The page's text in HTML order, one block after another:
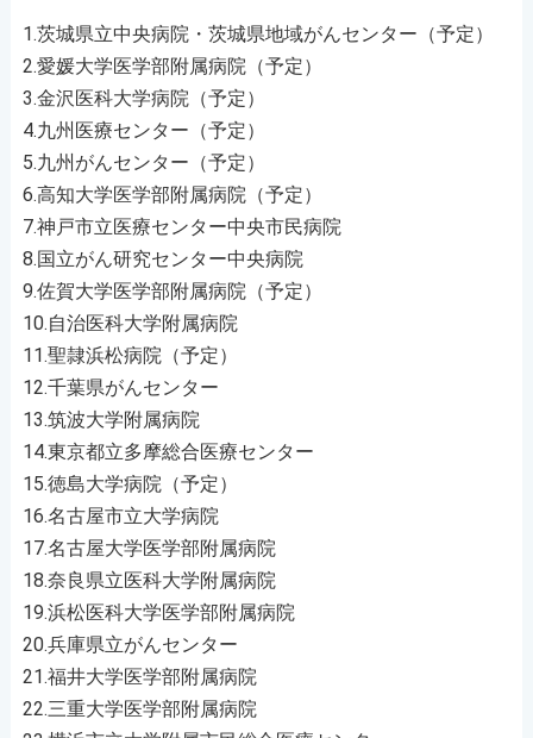
1.茨城県立中央病院・茨城県地域がんセンター（予定）
2.愛媛大学医学部附属病院（予定）
3.金沢医科大学病院（予定）
4.九州医療センター（予定）
5.九州がんセンター（予定）
6.高知大学医学部附属病院（予定）
7.神戸市立医療センター中央市民病院
8.国立がん研究センター中央病院
9.佐賀大学医学部附属病院（予定）
10.自治医科大学附属病院
11.聖隷浜松病院（予定）
12.千葉県がんセンター
13.筑波大学附属病院
14.東京都立多摩総合医療センター
15.徳島大学病院（予定）
16.名古屋市立大学病院
17.名古屋大学医学部附属病院
18.奈良県立医科大学附属病院
19.浜松医科大学医学部附属病院
20.兵庫県立がんセンター
21.福井大学医学部附属病院
22.三重大学医学部附属病院